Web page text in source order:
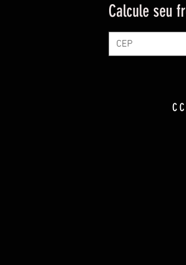
Calcule seu
C